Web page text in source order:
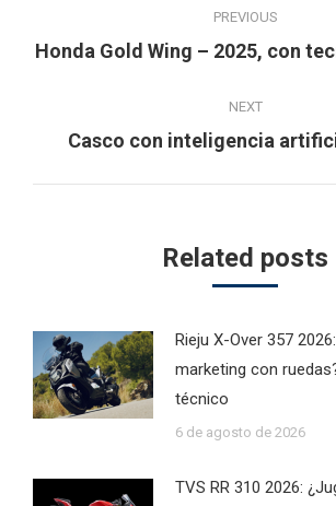
navigation
PREVIOUS
Previous
Honda Gold Wing – 2025, con
NEXT
Next
Casco con inteligencia
Related posts
Rieju X-Over 357
marketing con
técnico
6 de agosto de 2026
TVS RR 310 2026: